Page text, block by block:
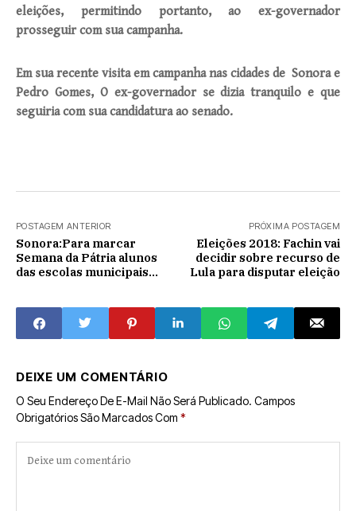
eleições, permitindo portanto, ao ex-governador
prosseguir com sua campanha.
Em sua recente visita em campanha nas cidades de Sonora e
Pedro Gomes, O ex-governador se dizia tranquilo e que
seguiria com sua candidatura ao senado.
POSTAGEM ANTERIOR
Sonora:Para marcar
Semana da Pátria alunos
das escolas municipais
PRÓXIMA POSTAGEM
Eleições 2018: Fachin vai
decidir sobre recurso de
Lula para disputar eleição
DEIXE UM COMENTÁRIO
O Seu Endereço De E-Mail Não Será Publicado. Campos
Obrigatórios São Marcados Com *